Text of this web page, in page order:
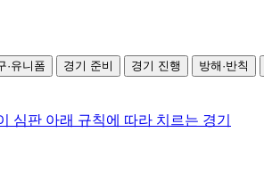
·유니폼 경기 준비 경기 진행 방해·반칙
심판 아래 규칙에 따라 치르는 경기